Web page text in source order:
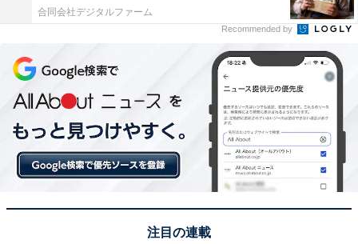
合同会社デジタルファーム
Recommended by
注目の連載